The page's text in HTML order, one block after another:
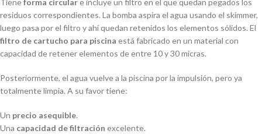
Tieneforma circulare incluye un filtro en el que quedan pegados los
residuos correspondientes. La bomba aspira el agua usando el skimmer,
luego pasa por el filtro y ahí quedan retenidos los elementos sólidos. El
filtro de cartucho para piscina está fabricado en un material con
capacidad de retener elementos de entre 10 y 30 micras.
Posteriormente, el agua vuelve a la piscina por la impulsión, pero ya
totalmente limpia. A su favor tiene:
Un precio asequible.
Una capacidad de filtración excelente.